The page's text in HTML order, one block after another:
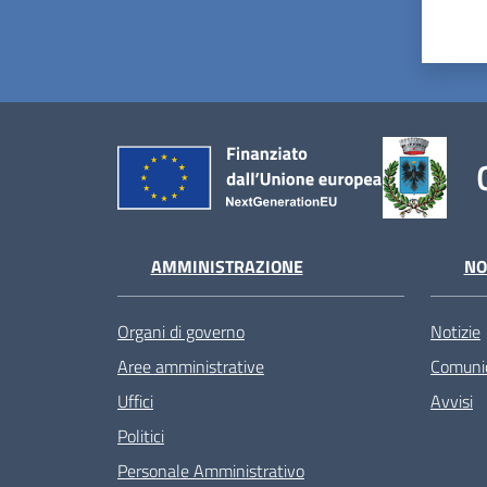
AMMINISTRAZIONE
Organi di governo
Aree amministrative
Uffici
Politici
Personale Amministrativo
Notizie
Avvisi